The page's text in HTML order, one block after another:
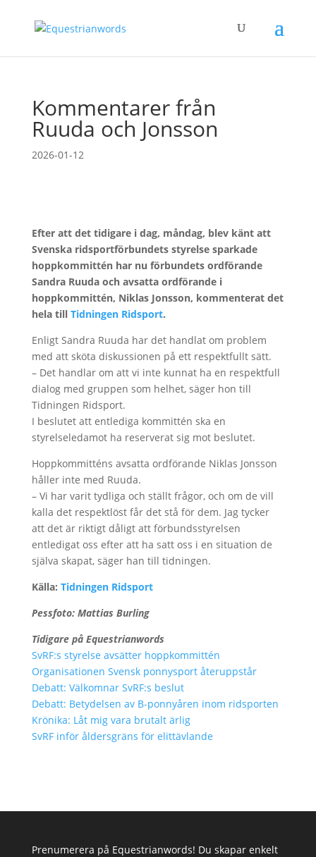
Kommentarer från
Ruuda och Jonsson
2026-01-12
Efter att det tidigare i dag, måndag, blev känt att
Svenska ridsportförbundets styrelse sparkade
hoppkommittén har nu förbundets ordförande
Sandra Ruuda och avsatta ordförande i
hoppkommittén, Niklas Jonsson, kommenterat det
hela till Tidningen Ridsport.
Enligt Sandra Ruuda har det handlat om problem
med att sköta diskussionen på ett respektfullt sätt.
– Det handlar om att vi inte kunnat ha en respektfull
dialog med gruppen som helhet, säger hon till
Tidningen Ridsport.
I beslutet att entlediga kommittén ska en
styrelseledamot ha reserverat sig mot beslutet.
Hoppkommitténs avsatta ordförande Niklas Jonsson
håller inte med Ruuda.
– Vi har varit tydliga och ställt frågor, och om de vill
kalla det respektlöst får det stå för dem. Jag tycker
att det är riktigt dåligt att förbundsstyrelsen
entledigat oss efter att ha satt oss i en situation de
själva skapat, säger han till tidningen.
Källa: Tidningen Ridsport
Pessfoto: Mattias Burling
Tidigare på Equestrianwords
SvRF:s styrelse avsätter hoppkommittén
Organisationen Svensk ponnysport återuppstår
Debatt: Välkomnar SvRF:s beslut
Debatt: Betydelsen av B-ponnyåren inom ridsporten
Krönika: Låt mig vara brutalt ärlig
SvRF inför åldersgräns för elittävlande
Prenumerera på Equestrianwords! Du skapar enkelt